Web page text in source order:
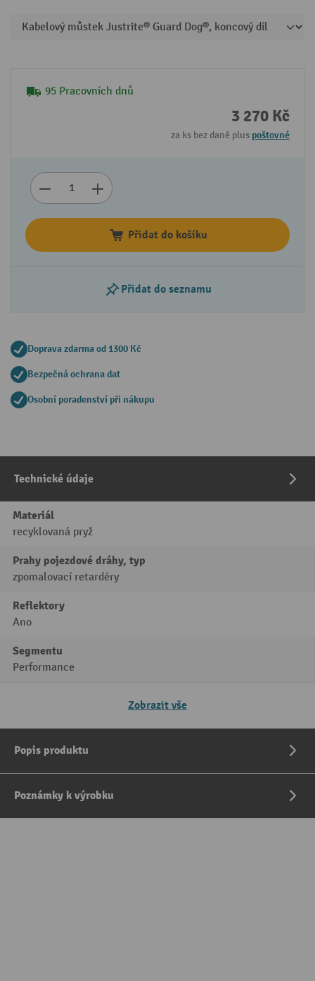
95 Pracovních dnů
3 270 Kč
za ks bez daně plus poštovné
Přidat do košíku
Přidat do seznamu
Doprava zdarma od 1300 Kč
Bezpečná ochrana dat
Osobní poradenství při nákupu
Technické údaje
Materiál
recyklovaná pryž
Prahy pojezdové dráhy, typ
zpomalovací retardéry
Reflektory
Ano
Segmentu
Performance
Zobrazit vše
Popis produktu
Poznámky k výrobku